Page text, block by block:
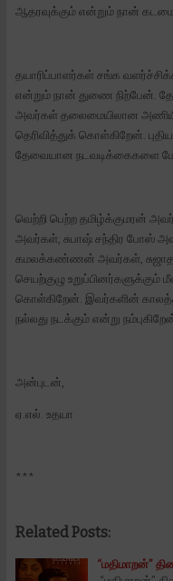
ஆதரவுக்கும் என்றும் நான்
தயாரிப்பாளர்கள் சங்க
என்றும் நான் துணை நிற்பேன்.
அவர்கள் தலைமையிலான
தெரிவித்துக் கொள்கிறேன்.
தேவையான நடவடிக்கைகளை
வெற்றி பெற்ற தமிழ்க்குமரன்
அவர்கள், சுபாஷ் சந்திர போஸ்
கமலக்கண்ணன் அவர்கள்,
செயற்குழு
கொள்கிறேன். இவர்களின்
நல்லது நடக்கும் என்று
அன்புடன்,
ஏ.எல். உதயா
***
Related Posts:
“மதிமாறன்”